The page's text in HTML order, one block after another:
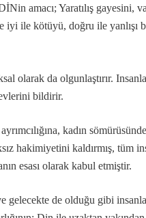
amacı; Yaratılış gayesini,
ile kötüyü, doğru ile yanlışı
olarak da olgunlaştırır.
bildirir.
kadın
hakimiyetini kaldırmış, tüm
esası olarak kabul etmiştir.
de olduğu gibi